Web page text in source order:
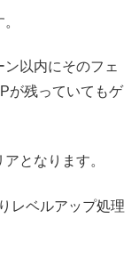
以内にそのフェ
が残っていてもゲ
となります。
レベルアップ処理